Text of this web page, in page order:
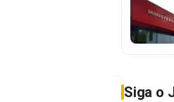
Siga o